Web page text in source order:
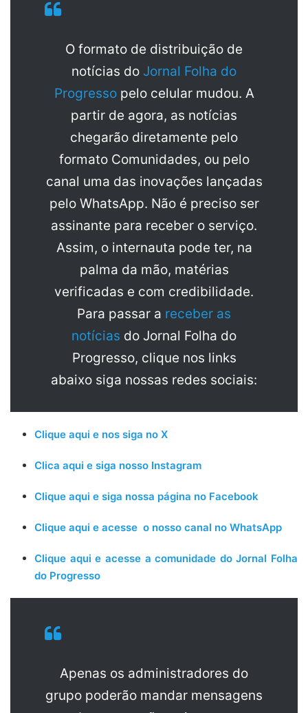
O formato de distribuição de
notícias do Jornal Folha do
Progresso pelo celular mudou. A
partir de agora, as notícias
chegarão diretamente pelo
formato Comunidades, ou pelo
canal uma das inovações lançadas
pelo WhatsApp. Não é preciso ser
assinante para receber o serviço.
Assim, o internauta pode ter, na
palma da mão, matérias
verificadas e com credibilidade.
Para passar a receber as
notícias do Jornal Folha do
Progresso, clique nos links
abaixo siga nossas redes sociais:
Clique aqui e nos siga no X
Clica aqui e siga nosso Instagram
Clique aqui e siga nossa página no Facebook
Clique aqui e acesse o nosso canal no WhatsApp
Clique aqui e acesse a comunidade do Jornal Folha
do Progresso
Apenas os administradores do
grupo poderão mandar mensagens